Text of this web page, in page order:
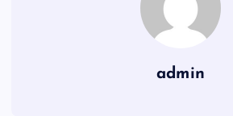
admin